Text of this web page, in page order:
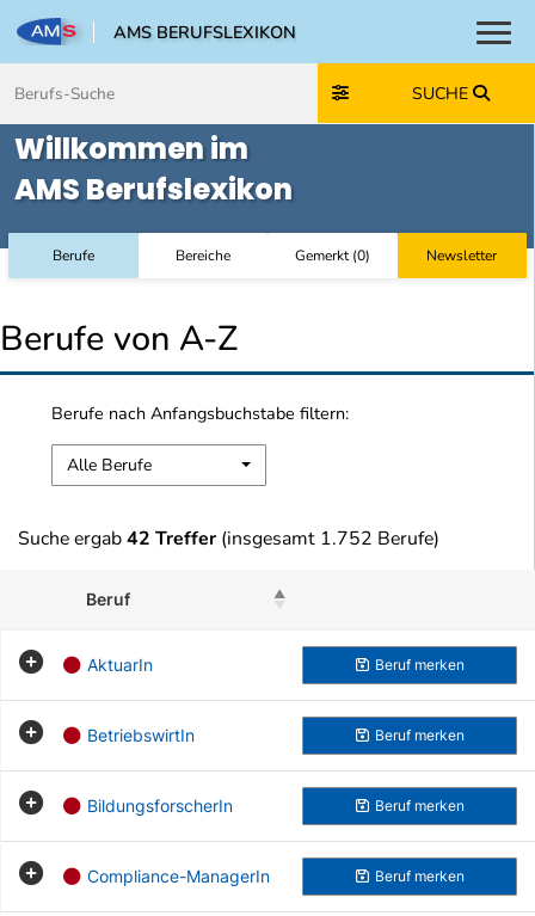
AMS BERUFSLEXIKON
SUCHE
Willkommen im
AMS Berufslexikon
Berufe Bereiche Gemerkt(0) Newsletter
Berufe von A-Z
Berufe nach Anfangsbuchstabe filtern:
Alle Berufe
Suche ergab42 Treffer (insgesamt 1.752 Berufe)
Beruf
AktuarIn Beruf merken
BetriebswirtIn Beruf merken
BildungsforscherIn Beruf merken
Compliance-ManagerIn Beruf merken